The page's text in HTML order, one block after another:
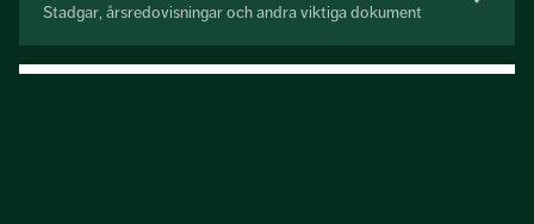
Stadgar, årsredovisningar och andra viktiga dokument